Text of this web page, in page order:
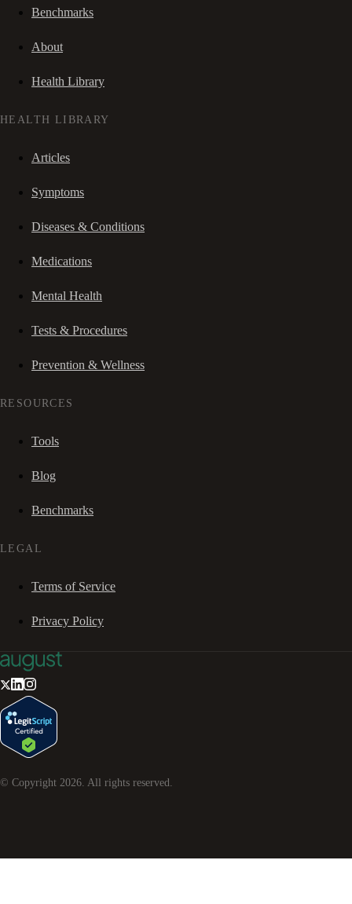
Benchmarks
About
Health Library
HEALTH LIBRARY
Articles
Symptoms
Diseases & Conditions
Medications
Mental Health
Tests & Procedures
Prevention & Wellness
RESOURCES
Tools
Blog
Benchmarks
LEGAL
Terms of Service
Privacy Policy
© Copyright 2026 . All rights reserved.